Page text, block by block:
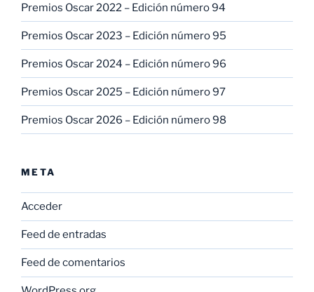
Premios Oscar 2022 – Edición número 94
Premios Oscar 2023 – Edición número 95
Premios Oscar 2024 – Edición número 96
Premios Oscar 2025 – Edición número 97
Premios Oscar 2026 – Edición número 98
META
Acceder
Feed de entradas
Feed de comentarios